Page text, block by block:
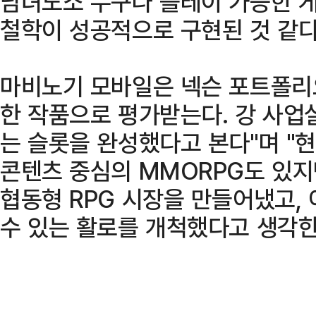
철학이 성공적으로 구현된 것 같
마비노기 모바일은 넥슨 포트폴
한 작품으로 평가받는다. 강 사
는 슬롯을 완성했다고 본다"며 "
콘텐츠 중심의 MMORPG도 있
협동형 RPG 시장을 만들어냈고
수 있는 활로를 개척했다고 생각